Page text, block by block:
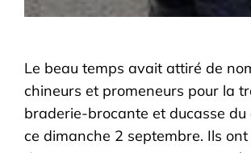
Le beau temps avait attiré de
chineurs et promeneurs pour la
braderie-brocante et ducasse du
ce dimanche 2 septembre. Ils